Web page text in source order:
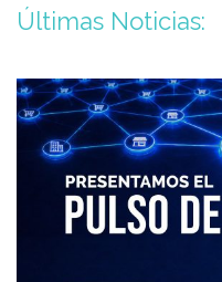
Últimas Noticias: